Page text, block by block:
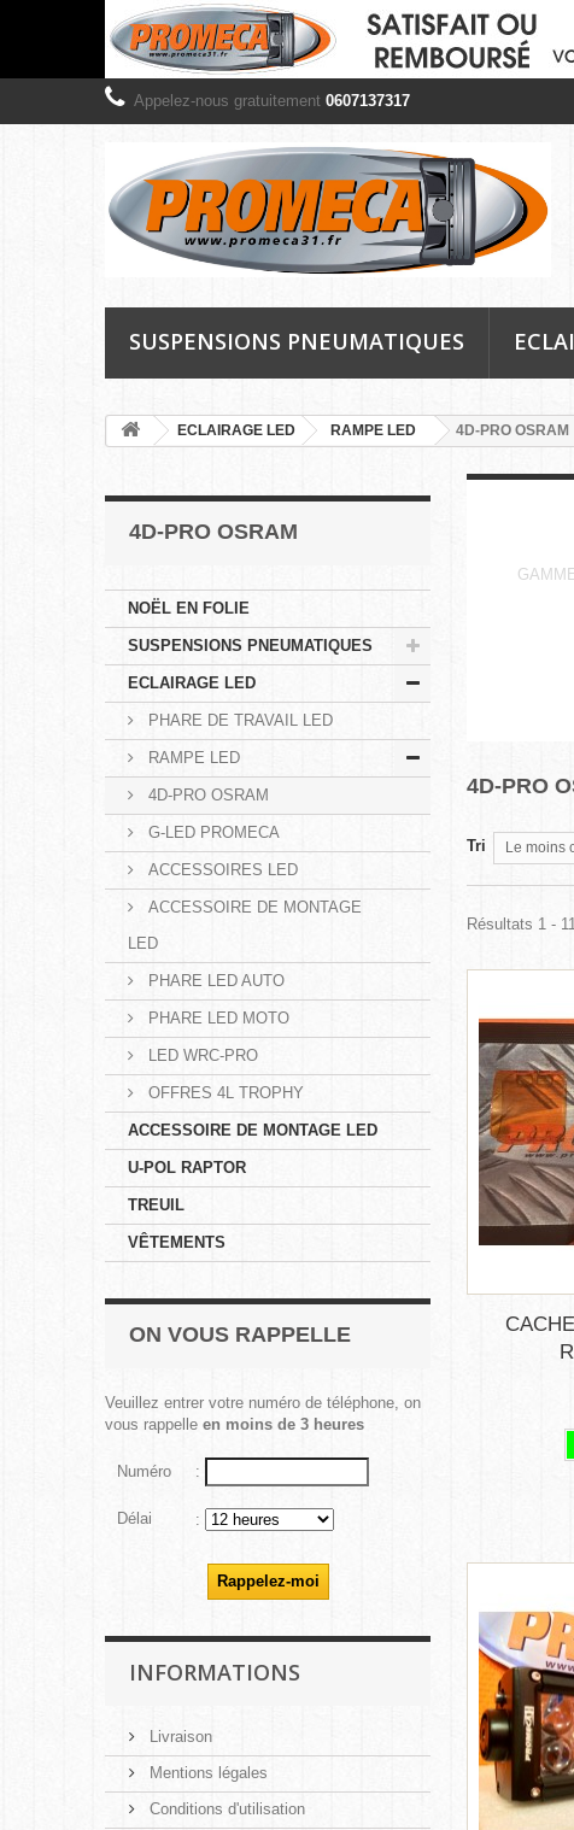
Appelez-nous gratuitement 0607137317
SUSPENSIONS PNEUMATIQUES
ECLAIRAGE LED RAMPE LED 4D-PRO OSRAM
4D-PRO OSRAM
NOËL EN FOLIE
SUSPENSIONS PNEUMATIQUES
ECLAIRAGE LED
PHARE DE TRAVAIL LED
RAMPE LED
4D-PRO OSRAM
G-LED PROMECA
ACCESSOIRES LED
ACCESSOIRE DE MONTAGE
LED
PHARE LED AUTO
PHARE LED MOTO
LED WRC-PRO
OFFRES 4L TROPHY
ACCESSOIRE DE MONTAGE LED
U-POL RAPTOR
TREUIL
VÊTEMENTS
ON VOUS RAPPELLE
Veuillez entrer votre numéro de téléphone, on
vous rappelle en moins de 3 heures
Numéro :
Délai :
INFORMATIONS
Livraison
Mentions légales
Conditions d'utilisation
4D-PRO
Tri Le moins
Résultats 1 -